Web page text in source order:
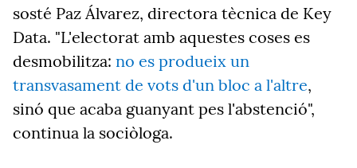
sosté Paz Álvarez, directora tècnica de Key
Data. "L'electorat amb aquestes coses es
desmobilitza: no es produeix un
transvasament de vots d'un bloc a l'altre,
sinó que acaba guanyant pes l'abstenció",
continua la sociòloga.